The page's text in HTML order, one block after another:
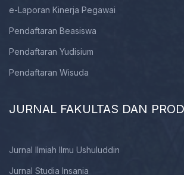
e-Laporan Kinerja Pegawai
Pendaftaran Beasiswa
Pendaftaran Yudisium
Pendaftaran Wisuda
JURNAL FAKULTAS DAN
Jurnal Ilmiah Ilmu Ushuluddin
Jurnal Studia Insania